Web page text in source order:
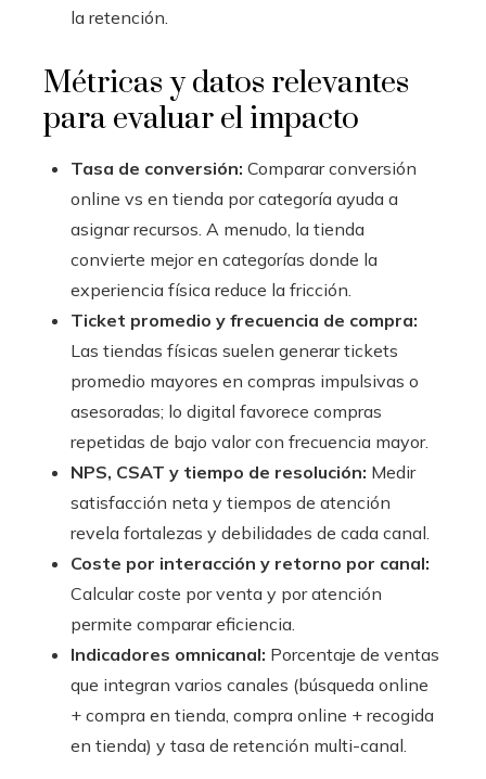
la retención.
Métricas y datos relevantes
para evaluar el impacto
Tasa de conversión: Comparar conversión
online vs en tienda por categoría ayuda a
asignar recursos. A menudo, la tienda
convierte mejor en categorías donde la
experiencia física reduce la fricción.
Ticket promedio y frecuencia de compra:
Las tiendas físicas suelen generar tickets
promedio mayores en compras impulsivas o
asesoradas; lo digital favorece compras
repetidas de bajo valor con frecuencia mayor.
NPS, CSAT y tiempo de resolución: Medir
satisfacción neta y tiempos de atención
revela fortalezas y debilidades de cada canal.
Coste por interacción y retorno por canal:
Calcular coste por venta y por atención
permite comparar eficiencia.
Indicadores omnicanal: Porcentaje de ventas
que integran varios canales (búsqueda online
+ compra en tienda, compra online + recogida
en tienda) y tasa de retención multi-canal.